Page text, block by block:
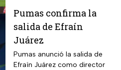
Pumas confirma la
salida de Efraín
Juárez
Pumas anunció la salida de
Efraín Juárez como director